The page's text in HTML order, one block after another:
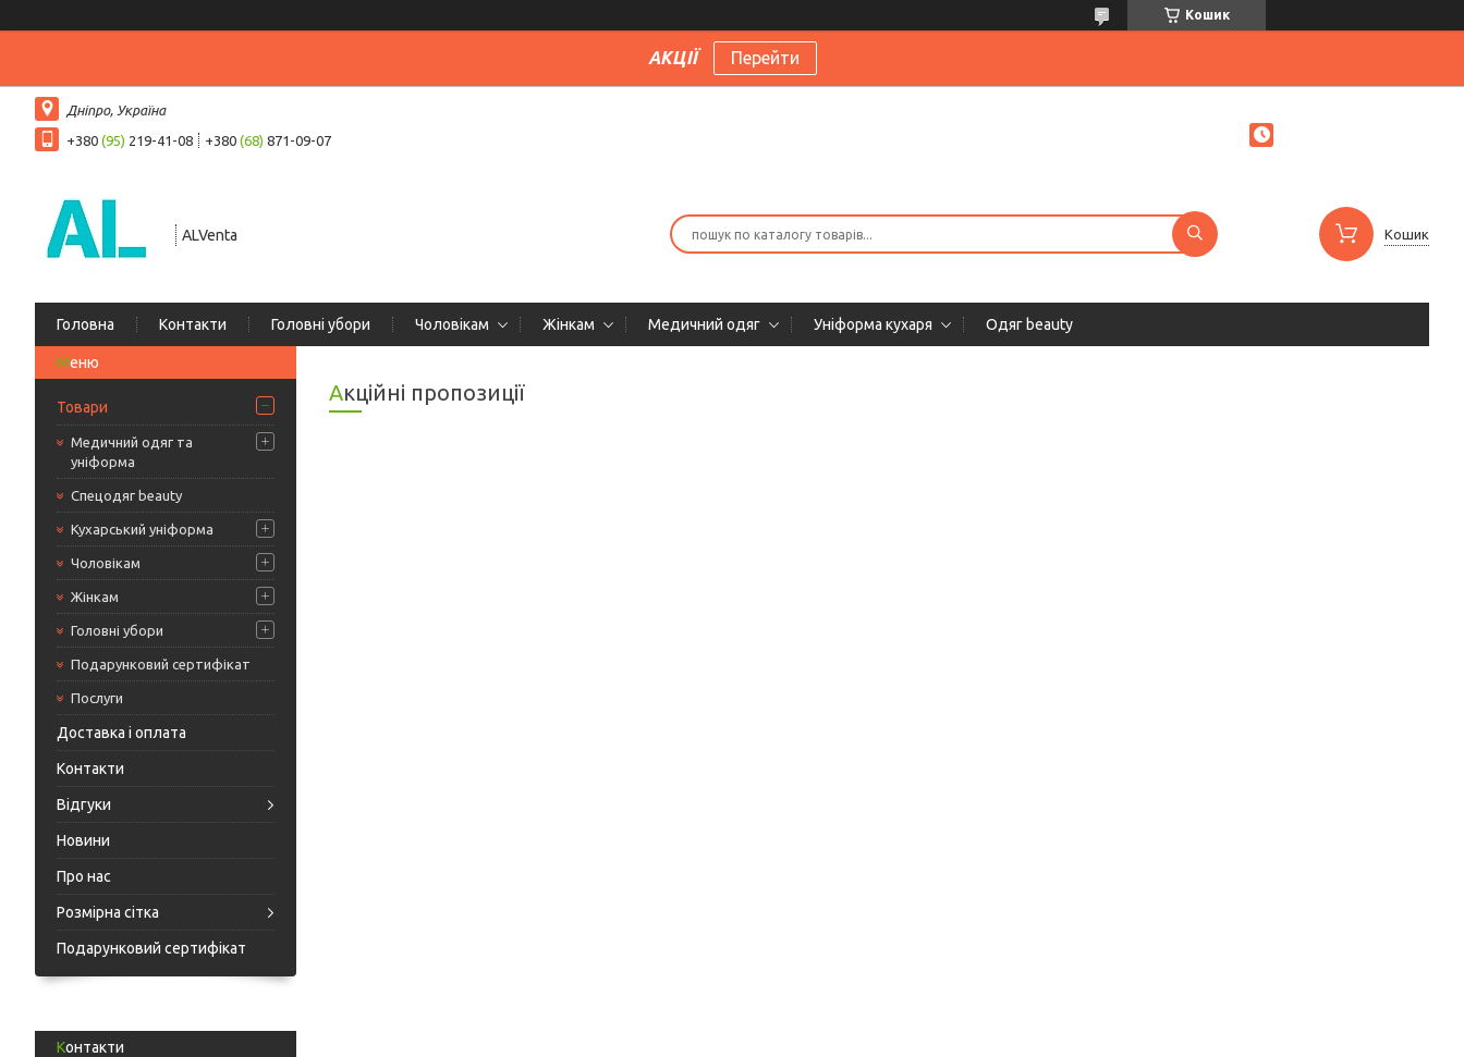
Кошик
АКЦІЇ Перейти
Дніпро, Україна
+380 (95) 219-41-08 +380 (68) 871-09-07
ALVenta Кошик
Головна Контакти Головні убори Чоловікам Жінкам Медичний одяг Уніформа кухаря Одяг beauty
Товари
Медичний одяг та
уніформа
Спецодяг beauty
Кухарський уніформа
Чоловікам
Жінкам
Головні убори
Подарунковий сертифікат
Послуги
Доставка і оплата
Контакти
Відгуки
Новини
Про нас
Розмірна сітка
Подарунковий сертифікат
Контакти
Акційні пропозиції